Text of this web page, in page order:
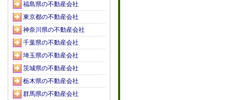
福島県の不動産会社
東京都の不動産会社
神奈川県の不動産会社
千葉県の不動産会社
埼玉県の不動産会社
茨城県の不動産会社
栃木県の不動産会社
群馬県の不動産会社